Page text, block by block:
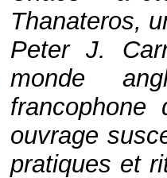
Thanateros,
Peter J.
monde
francophone
ouvrage
pratiques et